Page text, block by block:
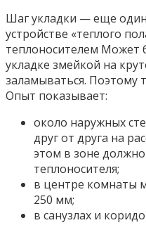
Шаг укладки — еще
устройстве «теплого
теплоносителем Может
укладке змейкой на
заламываться. Поэтому
Опыт показывает:
около наружных
друг от друга на
этом в зоне
теплоносителя;
в центре комнаты
250 мм;
в санузлах и